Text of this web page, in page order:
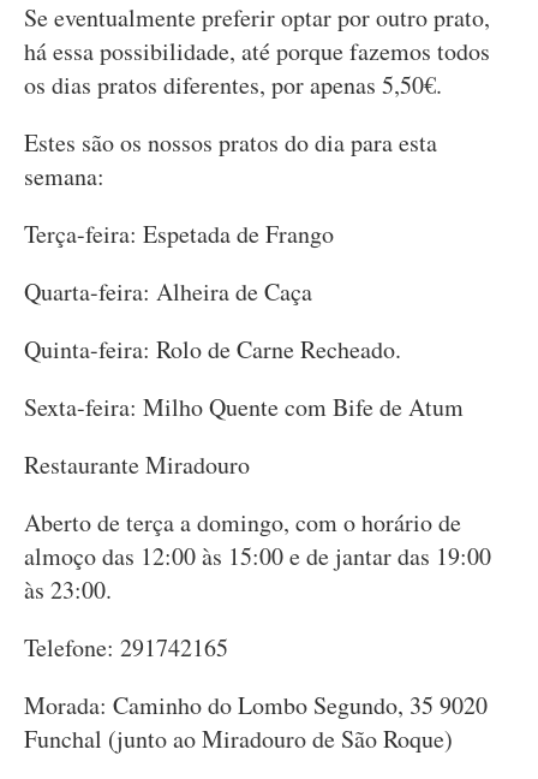
Se eventualmente preferir optar por outro prato,
há essa possibilidade, até porque fazemos todos
os dias pratos diferentes, por apenas 5,50€.
Estes são os nossos pratos do dia para esta
semana:
Terça-feira: Espetada de Frango
Quarta-feira: Alheira de Caça
Quinta-feira: Rolo de Carne Recheado.
Sexta-feira: Milho Quente com Bife de Atum
Restaurante Miradouro
Aberto de terça a domingo, com o horário de
almoço das 12:00 às 15:00 e de jantar das 19:00
às 23:00.
Telefone: 291742165
Morada: Caminho do Lombo Segundo, 35 9020
Funchal (junto ao Miradouro de São Roque)